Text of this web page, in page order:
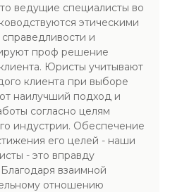
ведущие специалисты во
этическими
и
проф решение
Юристы учитывают
клиента при выборе
наилучший подход и
согласно целям
индустрии. Обеспечение
его целей - наши
- это вправду
взаимной
отношению